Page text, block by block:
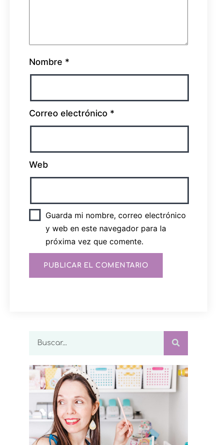
Nombre *
Correo electrónico *
Web
Guarda mi nombre, correo electrónico
y web en este navegador para la
próxima vez que comente.